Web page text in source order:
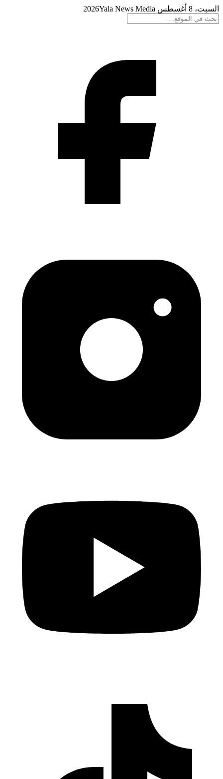
السبت، 8 أغسطس 2026 Yala News Media